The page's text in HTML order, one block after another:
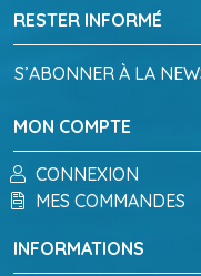
RESTER INFORMÉ
S’ABONNER À LA
MON COMPTE
CONNEXION
MES COMMANDES
INFORMATIONS